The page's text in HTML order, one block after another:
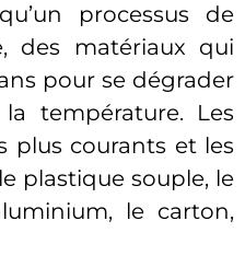
processus de
des matériaux qui
pour se dégrader
température. Les
plus courants et les
plastique souple, le
le carton,